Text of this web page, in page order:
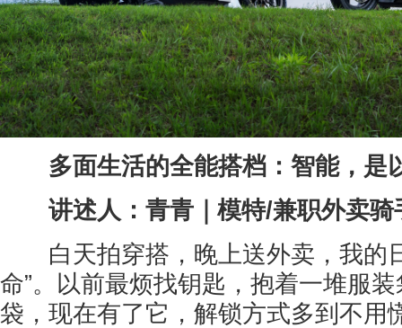
多面生活的全能搭档：智能，是
讲述人：青青｜模特/兼职外卖骑
白天拍穿搭，晚上送外卖，我的
命”。以前最烦找钥匙，抱着一堆服
袋，现在有了它，解锁方式多到不用